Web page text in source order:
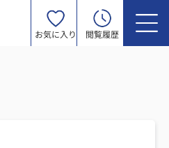
お気に入り 閲覧履歴